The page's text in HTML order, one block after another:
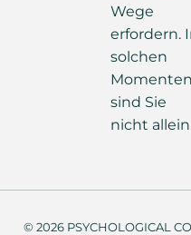
Wege
erfordern.
solchen
Momenten
sind Sie
nicht
© 2026 PSYCHOLOGICAL